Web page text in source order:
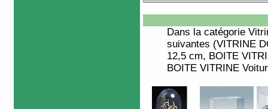
Dans la catégorie
suivantes (VITRINE
12,5 cm, BOITE
BOITE VITRINE